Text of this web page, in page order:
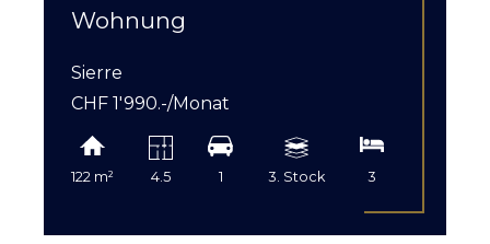
Wohnung
Sierre
CHF 1'990.-/Monat
122 m² 4.5 1 3. Stock 3